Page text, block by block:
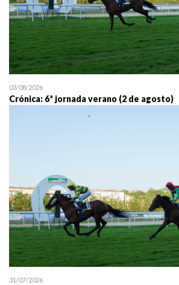
03/08/2026
Crónica: 6ª jornada verano (2 de agosto)
31/07/2026